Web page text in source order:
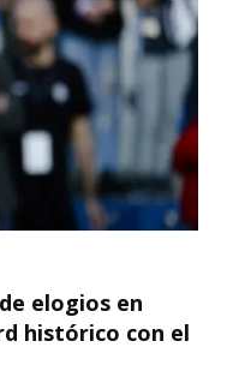
elogios en
histórico con el